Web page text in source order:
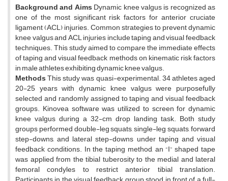
Background and AimsDynamic knee valgus is recognized as
one of the most significant risk factors for anterior cruciate
ligament (ACL) injuries. Common strategies to prevent dynamic
knee valgus and ACL injuries include taping and visual feedback
techniques. This study aimed to compare the immediate effects
of taping and visual feedback methods on kinematic risk factors
in male athletes exhibiting dynamic knee valgus.
MethodsThis study was quasi-experimental. 34 athletes aged
20-25 years with dynamic knee valgus were purposefully
selected and randomly assigned to taping and visual feedback
groups. Kinovea software was utilized to screen for dynamic
knee valgus during a 32-cm drop landing task. Both study
groups performed double-leg squats, single-leg squats, forward
step-downs, and lateral step-downs under taping and visual
feedback conditions. In the taping method, an “I” shaped tape
was applied from the tibial tuberosity to the medial and lateral
femoral condyles to restrict anterior tibial translation.